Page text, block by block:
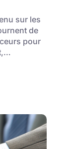
sur les
de
pour